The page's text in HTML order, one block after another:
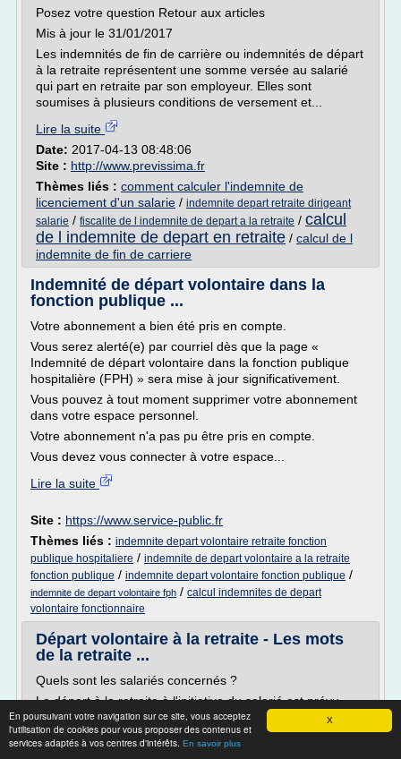
X
En poursuivant votre navigation sur ce site, vous acceptez
l'utilisation de cookies pour vous proposer des contenus et
services adaptés à vos centres d'intérêts. En savoir plus
Posez votre question Retour aux articles
Mis à jour le 31/01/2017
Les indemnités de fin de carrière ou indemnités de départ
à la retraite représentent une somme versée au salarié
qui part en retraite par son employeur. Elles sont
soumises à plusieurs conditions de versement et...
Lire la suite
Date: 2017-04-13 08:48:06
Site : http://www.previssima.fr
Thèmes liés : comment calculer l'indemnite de
licenciement d'un salarie / indemnite depart retraite dirigeant
salarie / fiscalite de l indemnite de depart a la retraite / calcul
de l indemnite de depart en retraite / calcul de l
indemnite de fin de carriere
Indemnité de départ volontaire dans la
fonction publique ...
Votre abonnement a bien été pris en compte.
Vous serez alerté(e) par courriel dès que la page «
Indemnité de départ volontaire dans la fonction publique
hospitalière (FPH) » sera mise à jour significativement.
Vous pouvez à tout moment supprimer votre abonnement
dans votre espace personnel.
Votre abonnement n'a pas pu être pris en compte.
Vous devez vous connecter à votre espace...
Lire la suite
Site : https://www.service-public.fr
Thèmes liés : indemnite depart volontaire retraite fonction
publique hospitaliere / indemnite de depart volontaire a la retraite
fonction publique / indemnite depart volontaire fonction publique /
indemnite de depart volontaire fph / calcul indemnites de depart
volontaire fonctionnaire
Départ volontaire à la retraite - Les mots
de la retraite ...
Quels sont les salariés concernés ?
Le départ à la retraite à l'initiative du salarié est prévu
pour permettre à ce dernier de bénéficier d'une pension
de vieillesse, même liquidée à taux minoré.